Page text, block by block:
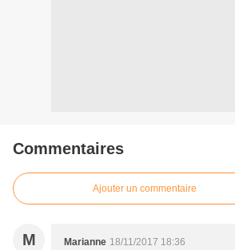
Commentaires
Ajouter un commentaire
M Marianne 18/11/2017 18:36